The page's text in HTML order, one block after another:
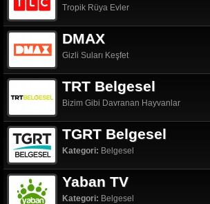
Tropik Rüya Evler
DMAX
Gizli Suları Keşfet
TRT Belgesel
Bizim Gibi Davranan Hayvanlar
TGRT Belgesel
Kategori: Belgesel
Yaban TV
Kategori: Belgesel